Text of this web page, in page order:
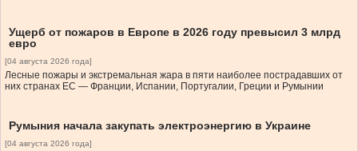
Ущерб от пожаров в Европе в 2026 году превысил 3 млрд
евро
[04 августа 2026 года]
Лесные пожары и экстремальная жара в пяти наиболее пострадавших от
них странах ЕС — Франции, Испании, Португалии, Греции и Румынии
Румыния начала закупать электроэнергию в Украине
[04 августа 2026 года]